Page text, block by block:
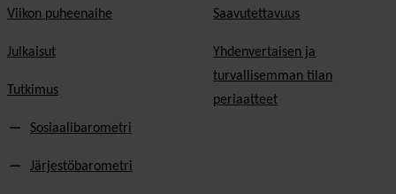
Viikon puheenaihe
Julkaisut
Tutkimus
Sosiaalibarometri
Järjestöbarometri
Saavutettavuus
Yhdenvertaisen ja
turvallisemman tilan
periaatteet